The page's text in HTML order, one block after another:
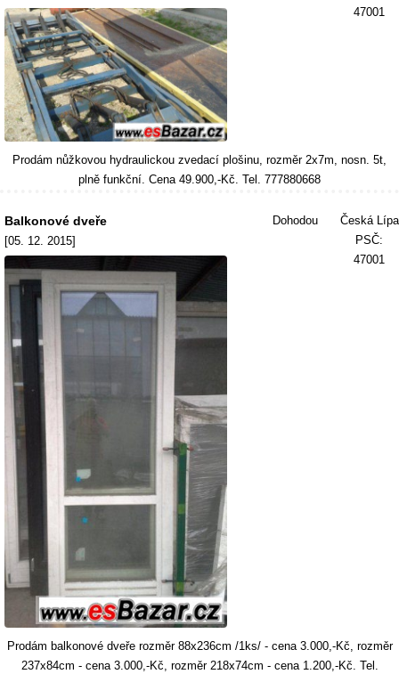
47001
Prodám nůžkovou hydraulickou zvedací plošinu, rozměr 2x7m, nosn. 5t,
plně funkční. Cena 49.900,-Kč. Tel. 777880668
Balkonové dveře
[05. 12. 2015]
Dohodou
Česká Lípa
PSČ:
47001
Prodám balkonové dveře rozměr 88x236cm /1ks/ - cena 3.000,-Kč, rozměr
237x84cm - cena 3.000,-Kč, rozměr 218x74cm - cena 1.200,-Kč. Tel.